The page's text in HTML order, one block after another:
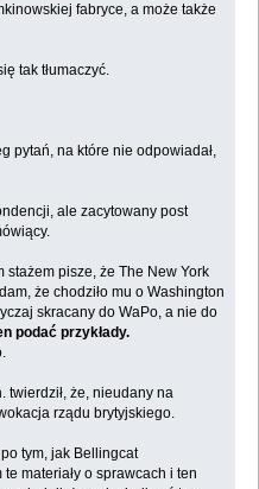
fabryce, a może także
tak tłumaczyć.
pytań, na które nie odpowiadał,
ale zacytowany post
pisze, że The New York
że chodziło mu o Washington
skracany do WaPo, a nie do
podać przykłady.
twierdził, że, nieudany na
rządu brytyjskiego.
tym, jak Bellingcat
materiały o sprawcach i ten